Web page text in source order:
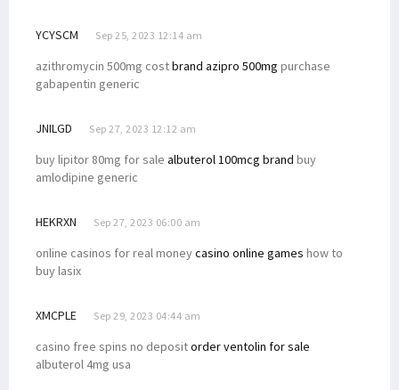
YCYSCM Sep 25, 2023 12:14 am
azithromycin 500mg costbrand azipro 500mg purchase
gabapentin generic
JNILGD Sep 27, 2023 12:12 am
buy lipitor 80mg for sale albuterol 100mcg brand buy
amlodipine generic
HEKRXN Sep 27, 2023 06:00 am
online casinos for real moneycasino online games how to
buy lasix
XMCPLE Sep 29, 2023 04:44 am
casino free spins no depositorder ventolin for sale
albuterol 4mg usa